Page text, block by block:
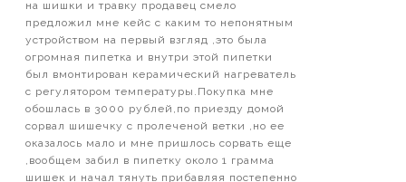
на шишки и травку продавец смело
предложил мне кейс с каким то непонятным
устройством на первый взгляд ,это была
огромная пипетка и внутри этой пипетки
был вмонтирован керамический нагреватель
с регулятором температуры.Покупка мне
обошлась в 3000 рублей,по приезду домой
сорвал шишечку с пролеченой ветки ,но ее
оказалось мало и мне пришлось сорвать еще
,вообщем забил в пипетку около 1 грамма
шишек и начал тянуть прибавляя постепенно